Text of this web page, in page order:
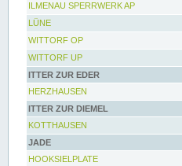
ILMENAU SPERRWERK AP
LÜNE
WITTORF OP
WITTORF UP
ITTER ZUR EDER
HERZHAUSEN
ITTER ZUR DIEMEL
KOTTHAUSEN
JADE
HOOKSIELPLATE